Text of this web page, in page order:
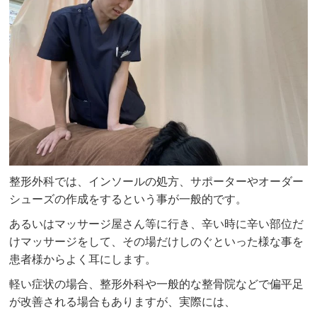
整形外科では、インソールの処方、サポーターやオーダー
シューズの作成をするという事が一般的です。
あるいはマッサージ屋さん等に行き、辛い時に辛い部位だ
けマッサージをして、その場だけしのぐといった様な事を
患者様からよく耳にします。
軽い症状の場合、整形外科や一般的な整骨院などで偏平足
が改善される場合もありますが、実際には、